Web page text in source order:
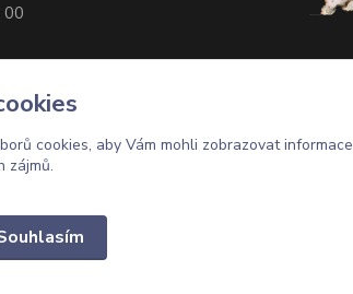
00
cookies, aby Vám mohli zobrazovat informace
zájmů.